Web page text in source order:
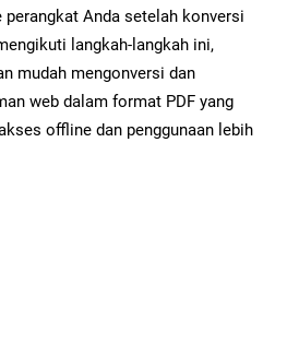
perangkat Anda setelah konversi
langkah-langkah ini,
mudah mengonversi dan
web dalam format PDF yang
offline dan penggunaan lebih